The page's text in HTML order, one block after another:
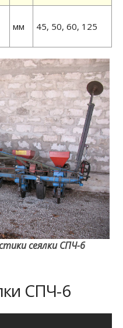
мм 45, 50, 60, 125
сеялки СПЧ-6
СПЧ-6